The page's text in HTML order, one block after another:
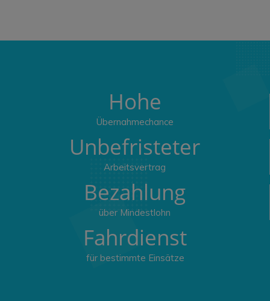
Hohe
Übernahmechance
Unbefristeter
Arbeitsvertrag
Bezahlung
über Mindestlohn
Fahrdienst
für bestimmte Einsätze